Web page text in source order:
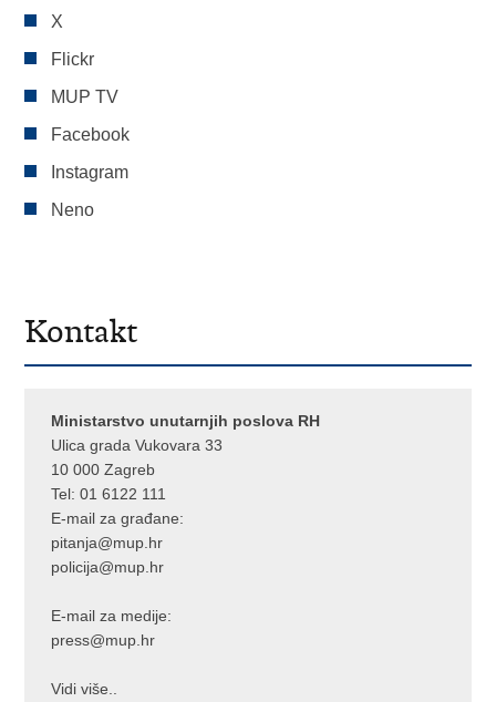
X
Flickr
MUP TV
Facebook
Instagram
Neno
Kontakt
Ministarstvo unutarnjih poslova RH
Ulica grada Vukovara 33
10 000 Zagreb
Tel:01 6122 111
E-mail za građane:
pitanja@mup.hr
policija@mup.hr
E-mail za medije:
press@mup.hr
Vidi više..